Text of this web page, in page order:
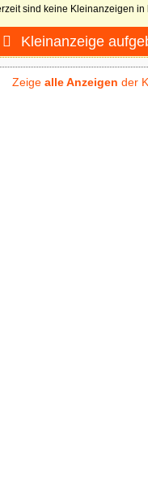
sind keine Kleinanzeigen in
Kleinanzeige
Zeige alle Anzeigen der